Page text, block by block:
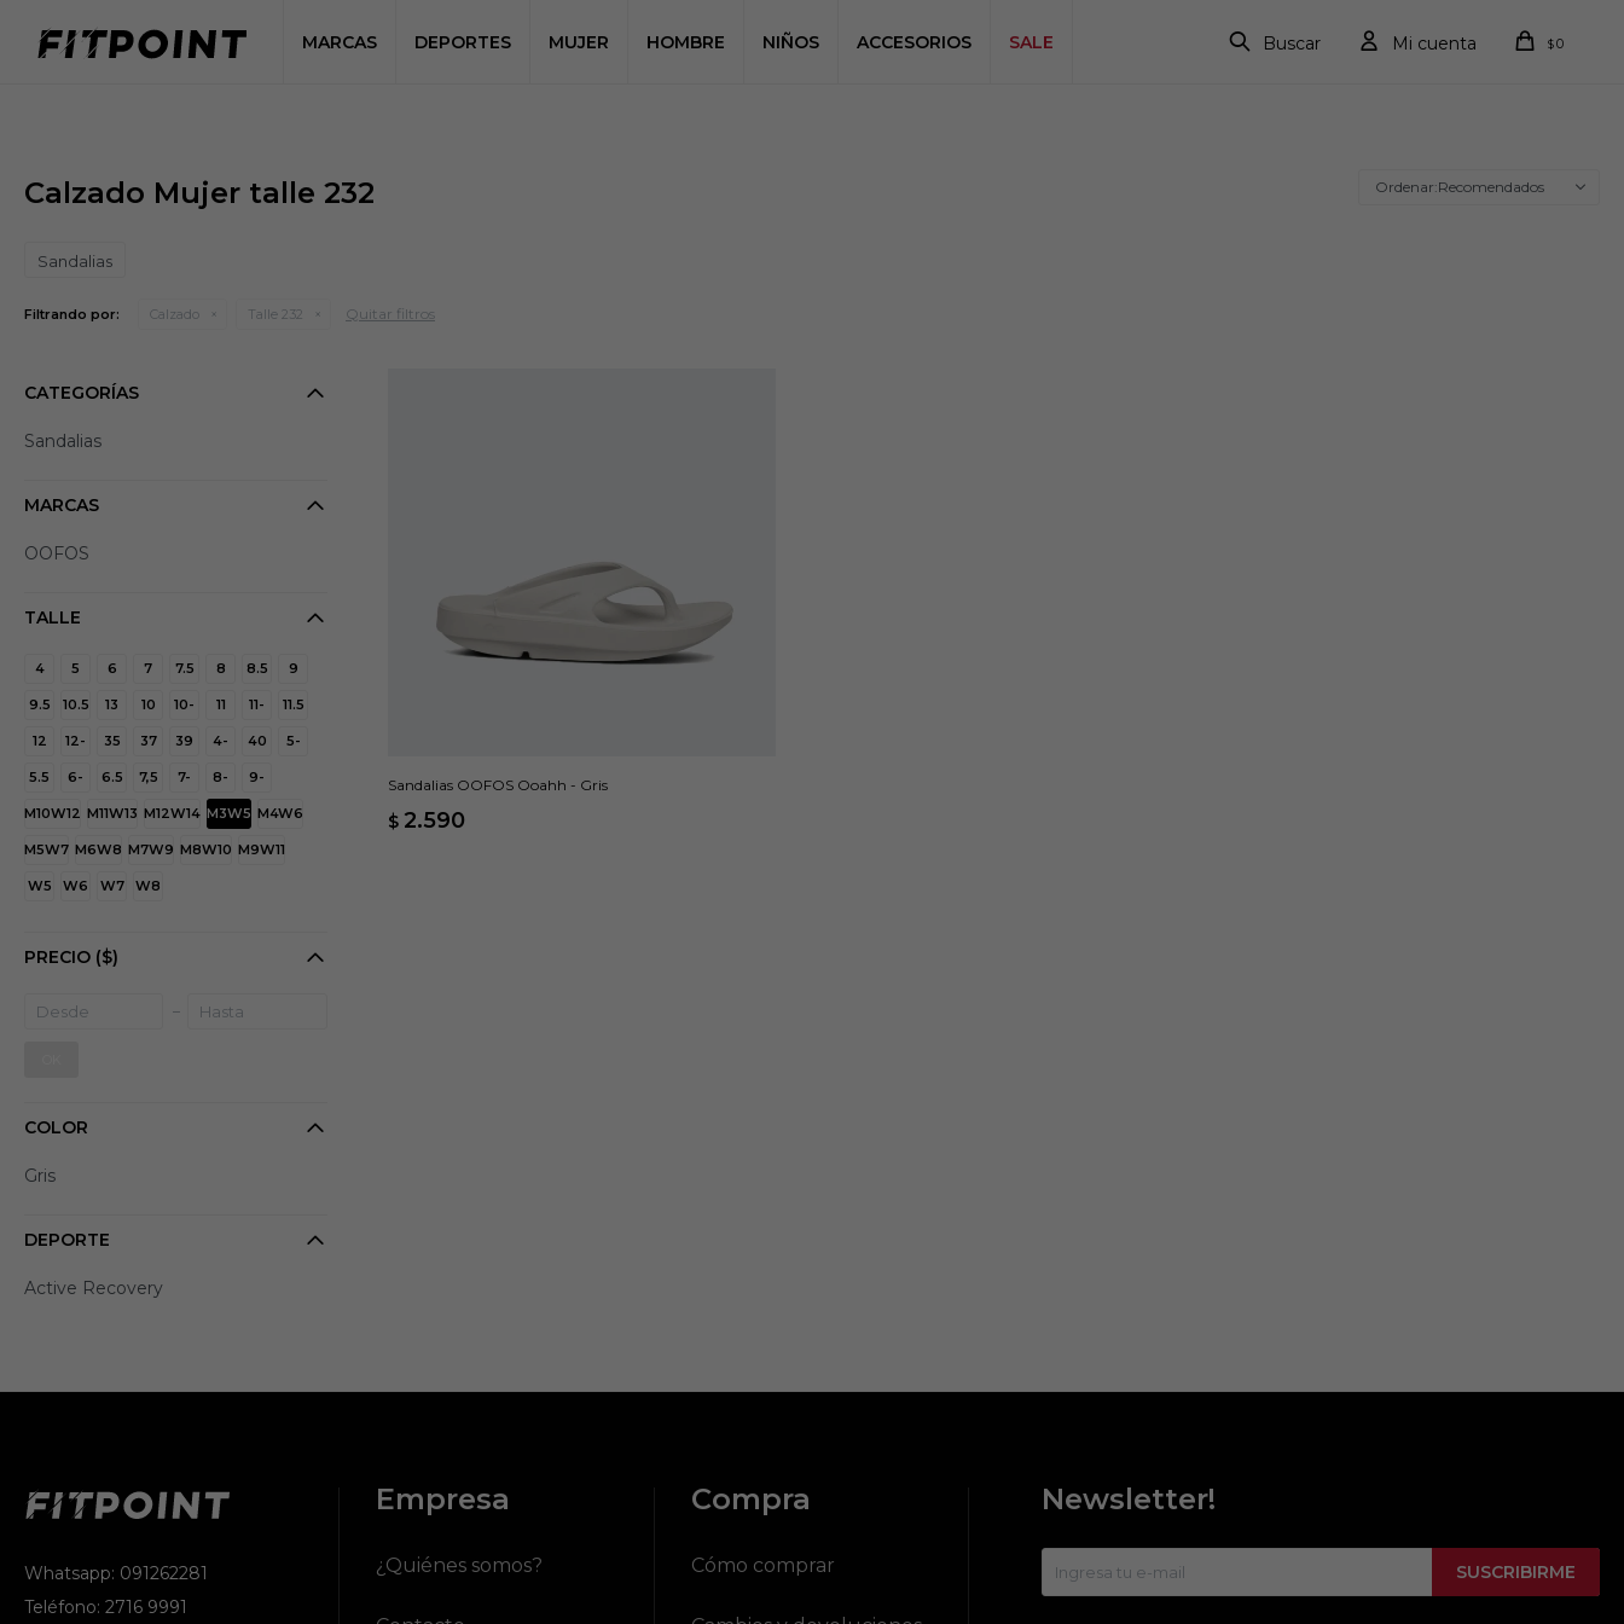
MARCAS DEPORTES MUJER HOMBRE NIÑOS ACCESORIOS SALE $0
Calzado Mujer talle 232 Recomendados
Sandalias
Filtrando por: Calzado Talle 232 Quitar filtros
Sandalias OOFOS Ooahh - Gris
$ 2.590
CATEGORÍAS
Sandalias
MARCAS
OOFOS
TALLE
4 5 6 7 7.5 8 8.5 9
9.5 10.5 13 10 10- 11 11- 11.5
12 12- 35 37 39 4- 40 5-
5.5 6- 6.5 7,5 7- 8- 9-
M10W12 M11W13 M12W14 M3W5 M4W6
M5W7 M6W8 M7W9 M8W10 M9W11
W5 W6 W7 W8
PRECIO ($)
COLOR
Gris
DEPORTE
Active Recovery
Whatsapp: 091262281
Teléfono: 2716 9991
Empresa
¿Quiénes somos?
Compra
Cómo comprar
Newsletter!
SUSCRIBIRME